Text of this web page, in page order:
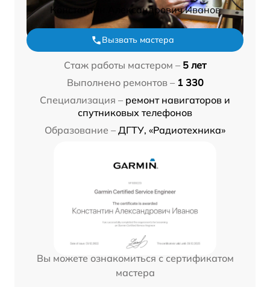
Константин Александрович Иванов
Вызвать мастера
Стаж работы мастером – 5 лет
Выполнено ремонтов – 1 330
Специализация – ремонт навигаторов и
спутниковых телефонов
Образование – ДГТУ, «Радиотехника»
Вы можете ознакомиться с сертификатом
мастера